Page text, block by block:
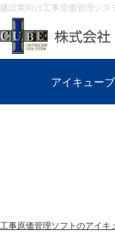
建設業向け工事原価管理シス
アイキュー
工事原価管理ソフトのアイキ